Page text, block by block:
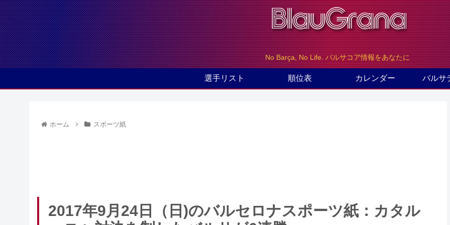
No Barça, No Life. バルサコア情報をあなたに
選手リスト 順位表 カレンダー バルサ
ホーム スポーツ紙
2017年9月24日（日)のバルセロナスポーツ紙：カタル